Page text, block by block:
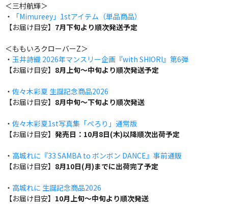
＜三村航輝＞
・
「Mimureey」1stアイテム（単品商品）
【お届け目安】 7月下旬より順次発送予定
＜ももいろクローバーZ＞
・ 玉井詩織 2026年マンスリー企画『with SHIORI』第6弾
【お届け目安】 8月上旬～中旬より順次発送予定
・ 佐々木彩夏 生誕記念商品2026
【お届け目安】 8月中旬～下旬より順次発送
・ 佐々木彩夏1st写真集「ぺろり」通常版
【お届け目安】 発売日：10月8日(木)以降順次出荷予定
・ 高城れに『33 SAMBA to ボンボン DANCE』事前通販
【お届け目安】 8月10日(月)までに出荷完了予定
・ 高城れに 生誕記念商品2026
【お届け目安】 10月上旬～中旬より順次発送